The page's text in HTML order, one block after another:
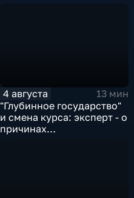
4 августа
13 мин
"Глубинное государство"
и смена курса: эксперт - о
причинах